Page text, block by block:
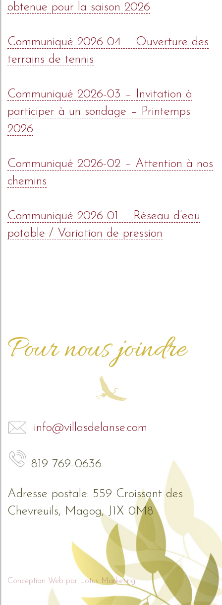
obtenue pour la saison 2026
Communiqué 2026-04 – Ouverture des
terrains de tennis
Communiqué 2026-03 – Invitation à
participer à un sondage – Printemps
2026
Communiqué 2026-02 – Attention à nos
chemins
Communiqué 2026-01 – Réseau d’eau
potable / Variation de pression
Pour nous joindre
info@villasdelanse.com
819 769-0636
Adresse postale: 559 Croissant des
Chevreuils, Magog, J1X 0M8
Conception Web par Lotus Marketing